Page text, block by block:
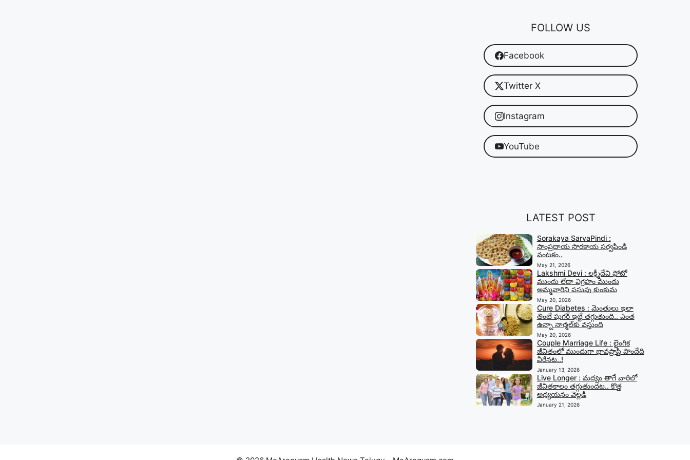
FOLLOW US
Facebook
Twitter X
Instagram
YouTube
LATEST POST
Sorakaya SarvaPindi :
సాంప్రదాయ సొరకాయ సర్వపిండి
వంటకం..
May 21, 2026
Lakshmi Devi : లక్ష్మీదేవి ఫోటో
ముందు లేదా విగ్రహం ముందు
అమ్మవారిని పసుపు కుంకుమ
May 20, 2026
Cure Diabetes : మెంతులు ఇలా
తింటే షుగర్ ఇట్టే తగ్గుతుంది.. ఎంత
ఉన్నా నార్మల్‍కు వస్తుంది
May 20, 2026
Couple Marriage Life : లైంగిక
జీవితంలో ముందుగా భావప్రాప్తి పొందేది
వీరేనట..!
January 13, 2026
Live Longer : మద్యం తాగే వారిలో
జీవితకాలం తగ్గుతుందట.. కొత్త
అధ్యయనం వెల్లడి
January 21, 2026